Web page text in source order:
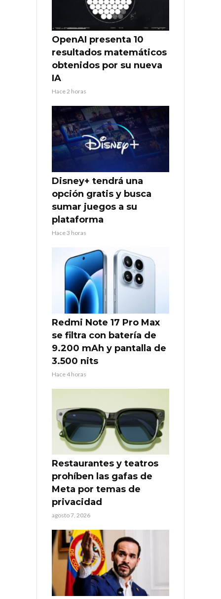
OpenAI presenta 10
resultados matemáticos
obtenidos por su nueva
IA
Hace 2 horas
Disney+ tendrá una
opción gratis y busca
sumar juegos a su
plataforma
Hace 3 horas
Redmi Note 17 Pro Max
se filtra con batería de
9.200 mAh y pantalla de
3.500 nits
Hace 4 horas
Restaurantes y teatros
prohíben las gafas de
Meta por temas de
privacidad
agosto 7, 2026